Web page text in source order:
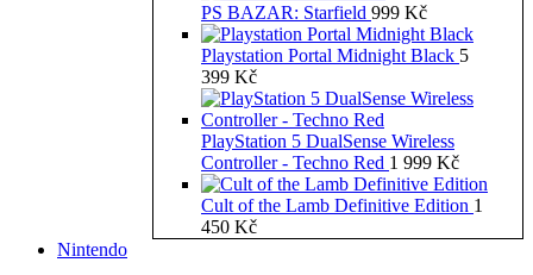
PS BAZAR: Starfield 999 Kč
Playstation Portal Midnight Black 5
399 Kč
PlayStation 5 DualSense Wireless
Controller - Techno Red 1 999 Kč
Cult of the Lamb Definitive Edition 1
450 Kč
Nintendo